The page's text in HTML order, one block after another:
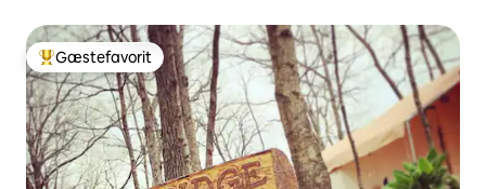
Bedste gæstefavorit
Gæstefavorit